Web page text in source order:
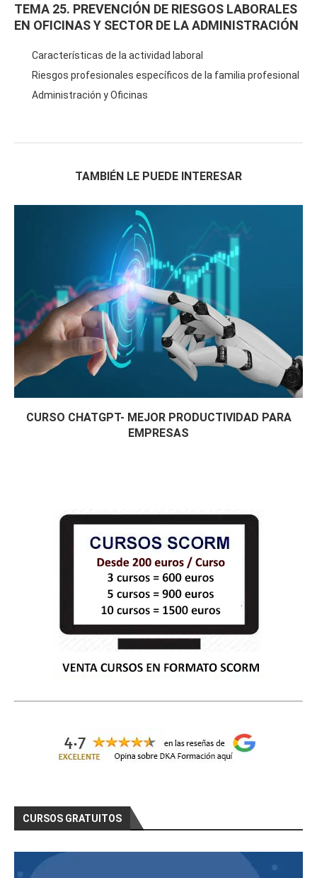
TEMA 25. PREVENCIÓN DE RIESGOS LABORALES
EN OFICINAS Y SECTOR DE LA ADMINISTRACIÓN
Características de la actividad laboral
Riesgos profesionales específicos de la familia profesional
Administración y Oficinas
TAMBIÉN LE PUEDE INTERESAR
CURSO CHATGPT- MEJOR PRODUCTIVIDAD PARA
EMPRESAS
CURSOS GRATUITOS